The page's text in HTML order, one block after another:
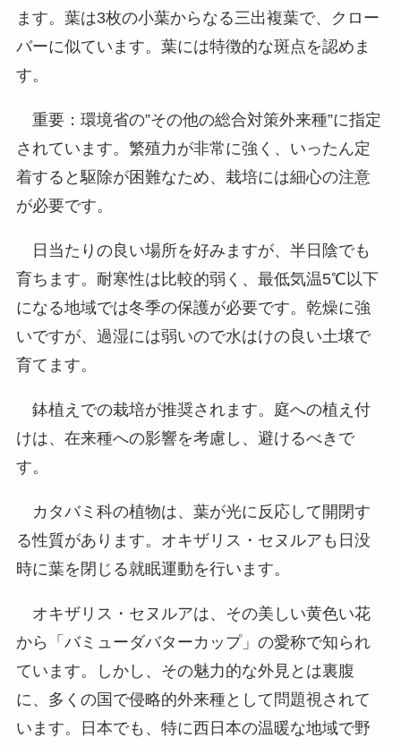
ます。葉は3枚の小葉からなる三出複葉で、クロー
バーに似ています。葉には特徴的な斑点を認めま
す。
重要：環境省の”その他の総合対策外来種”に指定
されています。繁殖力が非常に強く、いったん定
着すると駆除が困難なため、栽培には細心の注意
が必要です。
日当たりの良い場所を好みますが、半日陰でも
育ちます。耐寒性は比較的弱く、最低気温5℃以下
になる地域では冬季の保護が必要です。乾燥に強
いですが、過湿には弱いので水はけの良い土壌で
育てます。
鉢植えでの栽培が推奨されます。庭への植え付
けは、在来種への影響を考慮し、避けるべきで
す。
カタバミ科の植物は、葉が光に反応して開閉す
る性質があります。オキザリス・セヌルアも日没
時に葉を閉じる就眠運動を行います。
オキザリス・セヌルアは、その美しい黄色い花
から「バミューダバターカップ」の愛称で知られ
ています。しかし、その魅力的な外見とは裏腹
に、多くの国で侵略的外来種として問題視されて
います。日本でも、特に西日本の温暖な地域で野